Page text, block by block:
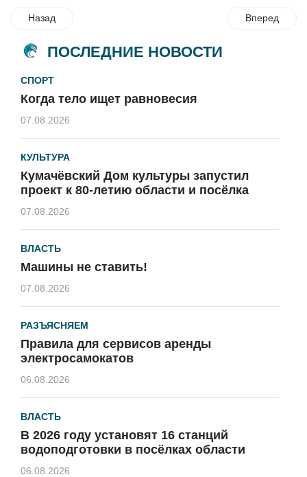
Назад Вперед
ПОСЛЕДНИЕ НОВОСТИ
СПОРТ
Когда тело ищет равновесия
07.08.2026
КУЛЬТУРА
Кумачёвский Дом культуры запустил
проект к 80-летию области и посёлка
07.08.2026
ВЛАСТЬ
Машины не ставить!
07.08.2026
РАЗЪЯСНЯЕМ
Правила для сервисов аренды
электросамокатов
06.08.2026
ВЛАСТЬ
В 2026 году установят 16 станций
водоподготовки в посёлках области
06.08.2026